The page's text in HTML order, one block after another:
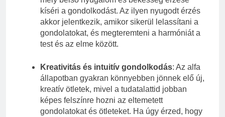
kíséri a gondolkodást. Az ilyen nyugodt érzés
akkor jelentkezik, amikor sikerül lelassítani a
gondolatokat, és megteremteni a harmóniát a
test és az elme között.
Kreativitás és intuitív gondolkodás: Az alfa
állapotban gyakran könnyebben jönnek elő új,
kreatív ötletek, mivel a tudatalattid jobban
képes felszínre hozni az eltemetett
gondolatokat és ötleteket. Ha úgy érzed, hogy